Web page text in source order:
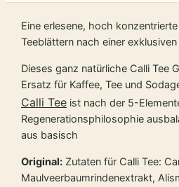
Eine erlesene, hoch
Teeblättern nach einer exklusiven
Dieses ganz natürliche Calli Tee
Ersatz für Kaffee, Tee und
Calli Tee ist nach der 5-
Regenerationsphilosophie
aus basisch
Original: Zutaten für Calli Tee:
Maulveerbaumrindenextrakt,